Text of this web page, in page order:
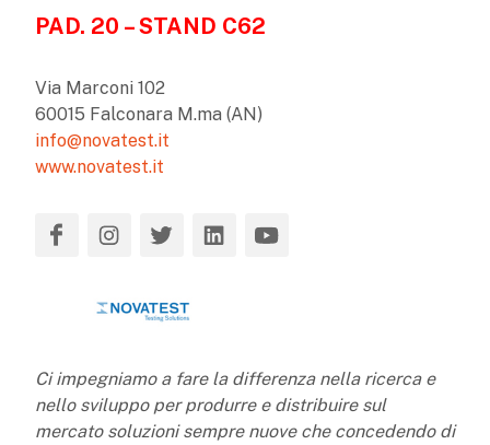
PAD. 20 – STAND C62
Via Marconi 102
60015 Falconara M.ma (AN)
info@novatest.it
www.novatest.it
Ci impegniamo a fare la differenza nella ricerca e
nello sviluppo per produrre e distribuire sul
mercato soluzioni sempre nuove che concedendo di